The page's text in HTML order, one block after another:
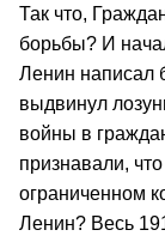
Так что,
борьбы? И
Ленин написал
выдвинул
войны в
признавали,
ограниченном
Ленин? Весь